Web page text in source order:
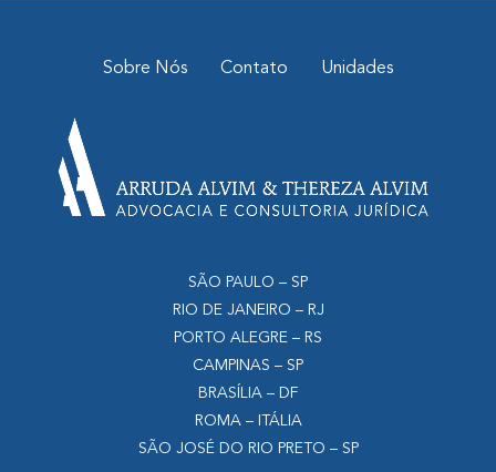
Sobre Nós Contato Unidades
SÃO PAULO – SP
RIO DE JANEIRO – RJ
PORTO ALEGRE – RS
CAMPINAS – SP
BRASÍLIA – DF
ROMA – ITÁLIA
SÃO JOSÉ DO RIO PRETO – SP